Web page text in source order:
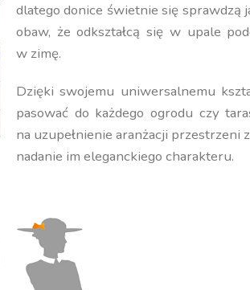
dlatego donice świetnie się sprawdzą
obaw, że odkształcą się w upale
w zimę.
Dzięki swojemu uniwersalnemu
pasować do każdego ogrodu czy
na uzupełnienie aranżacji
nadanie im eleganckiego charakteru.